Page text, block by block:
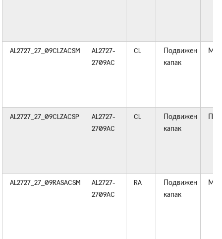
AL2727_27_09CLZACSM
AL2727-
2709AC
CL
Подвижен
капак
AL2727_27_09CLZACSP
AL2727-
2709AC
CL
Подвижен
капак
AL2727_27_09RASACSM
AL2727-
2709AC
RA
Подвижен
капак